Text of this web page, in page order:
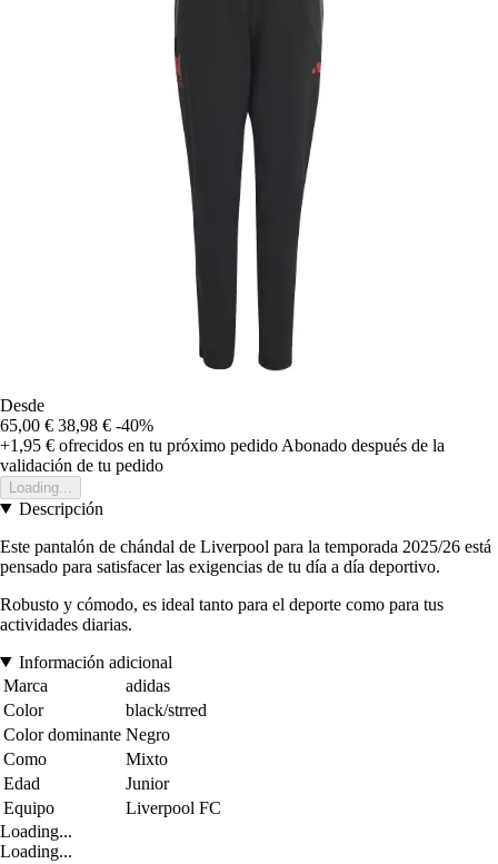
Desde
65,00 € 38,98 € -40%
+1,95 € ofrecidos en tu próximo pedido Abonado después de la
validación de tu pedido
Loading...
Descripción
Este pantalón de chándal de Liverpool para la temporada 2025/26 está
pensado para satisfacer las exigencias de tu día a día deportivo.
Robusto y cómodo, es ideal tanto para el deporte como para tus
actividades diarias.
Información adicional
Marca
adidas
Color
black/strred
Color dominante Negro
Como
Mixto
Edad
Junior
Equipo
Liverpool FC
Loading...
Loading...